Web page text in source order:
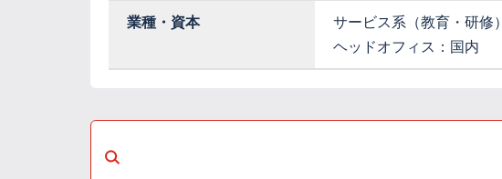
業種・資本
サービス系（教育・研修）
ヘッドオフィス：国内